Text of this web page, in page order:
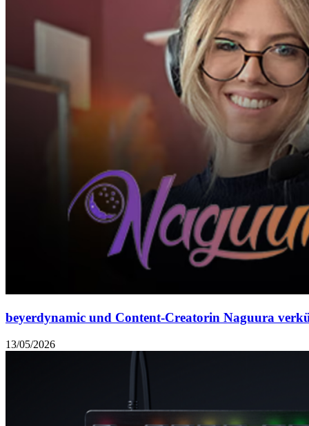
beyerdynamic und Content-Creatorin Naguura
13/05/2026